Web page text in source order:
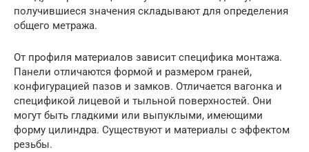
получившиеся значения складывают для определения
общего метража.
От профиля материалов зависит специфика монтажа.
Панели отличаются формой и размером граней,
конфигурацией пазов и замков. Отличается вагонка и
спецификой лицевой и тыльной поверхностей. Они
могут быть гладкими или выпуклыми, имеющими
форму цилиндра. Существуют и материалы с эффектом
резьбы.